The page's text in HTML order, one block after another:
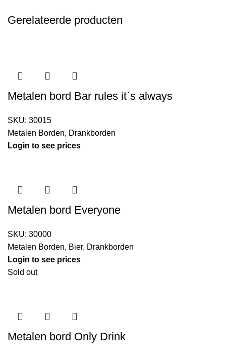
Gerelateerde producten
Metalen bord Bar rules it`s always
SKU: 30015
Metalen Borden, Drankborden
Login to see prices
Metalen bord Everyone
SKU: 30000
Metalen Borden, Bier, Drankborden
Login to see prices
Sold out
Metalen bord Only Drink